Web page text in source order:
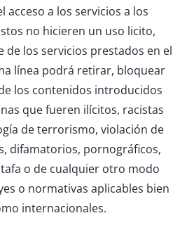
a los servicios a los
no hicieren un uso licito,
de los servicios prestados en el
línea podrá retirar, bloquear
los contenidos introducidos
que fueren ilícitos, racistas
de terrorismo, violación de
difamatorios, pornográficos,
o de cualquier otro modo
o normativas aplicables bien
internacionales.